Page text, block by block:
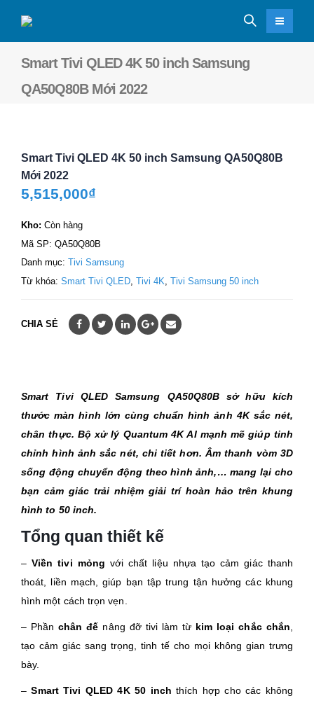
Smart Tivi QLED 4K 50 inch Samsung
QA50Q80B Mới 2022
Smart Tivi QLED 4K 50 inch Samsung QA50Q80B
Mới 2022
5,515,000₫
Kho: Còn hàng
Mã SP: QA50Q80B
Danh mục: Tivi Samsung
Từ khóa: Smart Tivi QLED Tivi 4K Tivi Samsung 50 inch
CHIA SẺ
Smart Tivi QLED Samsung QA50Q80B
sở hữu kích
thước màn hình lớn cùng chuẩn hình ảnh 4K sắc nét,
chân thực. Bộ xử lý Quantum 4K AI mạnh mẽ giúp tinh
chỉnh hình ảnh sắc nét, chi tiết hơn. Âm thanh vòm 3D
sống động chuyển động theo hình ảnh,… mang lại cho
bạn cảm giác trải nhiệm giải trí hoàn hảo trên khung
hình to 50 inch.
Tổng quan thiết kế
–Viền tivi mỏng với chất liệu nhựa tạo cảm giác thanh
thoát, liền mạch, giúp bạn tập trung tận hưởng các khung
hình một cách trọn vẹn.
– Phầnchân đế nâng đỡ tivi làm từ kim loại chắc chắn,
tạo cảm giác sang trọng, tinh tế cho mọi không gian trưng
bày.
–Smart Tivi QLED 4K 50 inch thích hợp cho các không